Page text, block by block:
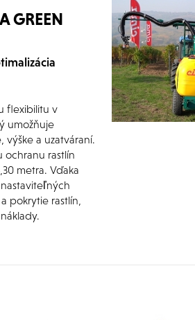
GREEN
flexibilitu v
umožňuje
výške a uzatváraní.
ochranu rastlín
metra. Vďaka
pokrytie rastlín,